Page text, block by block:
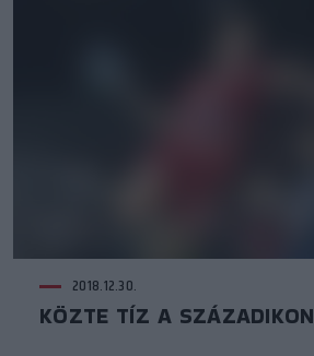
2018.12.30.
KÖZTE TÍZ A SZÁZADIKON